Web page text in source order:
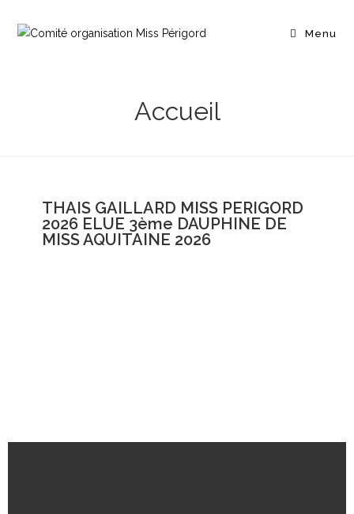
Menu
Accueil
THAIS GAILLARD MISS PERIGORD
2026 ELUE 3ème DAUPHINE DE
MISS AQUITAINE 2026